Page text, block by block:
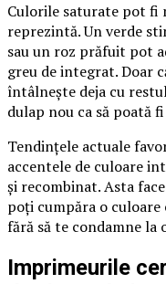
Culorile saturate pot fi
reprezintă. Un verde
sau un roz prăfuit pot
greu de integrat. Doar
întâlnește deja cu
dulap nou ca să poată
Tendințele actuale
accentele de culoare
și recombinat. Asta
poți cumpăra o
fără să te condamne la
Imprimeurile